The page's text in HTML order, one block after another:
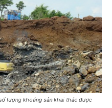
lượng khoáng sản khai thác được